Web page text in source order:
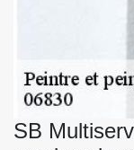
SB